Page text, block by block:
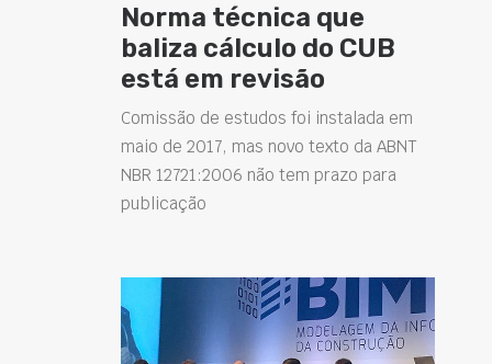
Norma técnica que
baliza cálculo do CUB
está em revisão
Comissão de estudos foi instalada em
maio de 2017, mas novo texto da ABNT
NBR 12721:2006 não tem prazo para
publicação